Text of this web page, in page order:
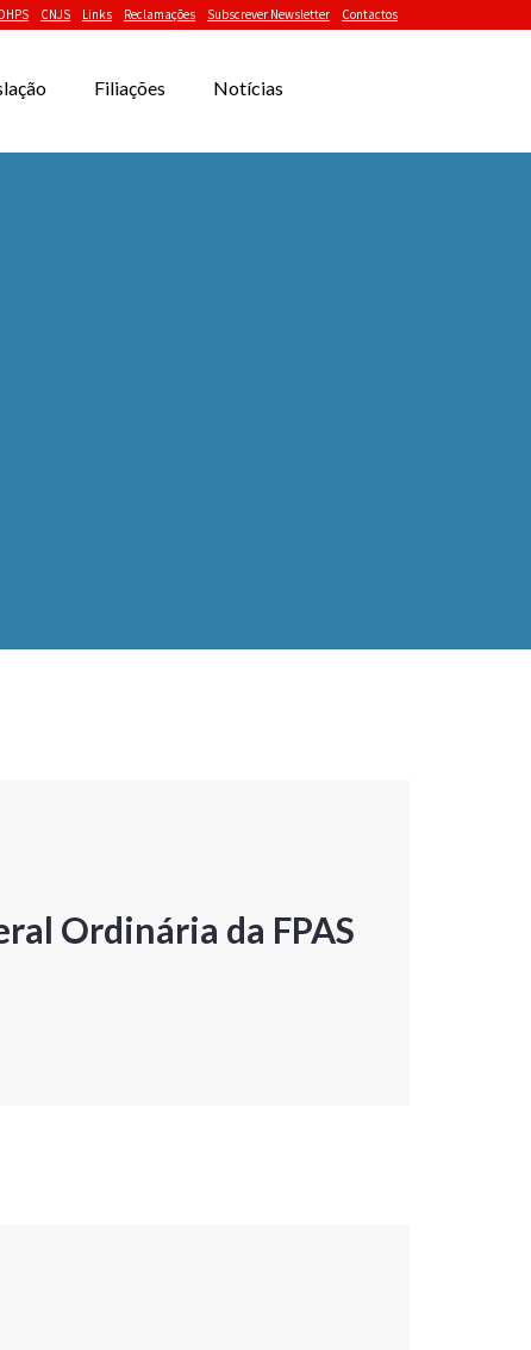
CNJS Links Reclamações Subscrever Newsletter Contactos
Filiações Notícias
Ordinária da FPAS